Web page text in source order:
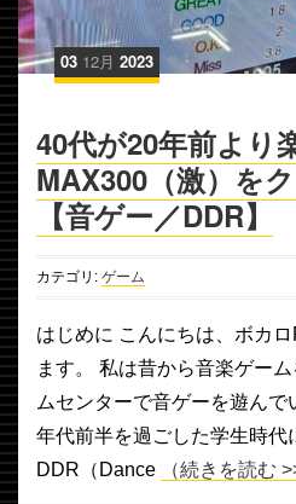
03 12月 2023
40代が20年前より
MAX300（激）を
【音ゲー／DDR】
カテゴリ: ゲーム
はじめに こんにちは、ボカ
ます。 私は昔から音楽ゲー
ムセンターで音ゲーを遊ん
年代前半を過ごした学生時代
DDR（Dance
（続きを読む